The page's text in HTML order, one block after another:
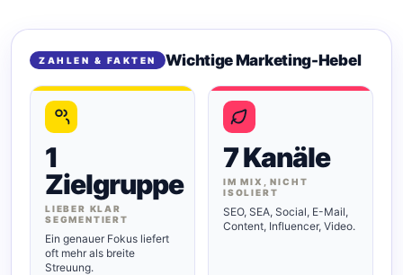
ZAHLEN & FAKTEN Wichtige Marketing-Hebel
1
Zielgruppe
LIEBER KLAR
SEGMENTIERT
Ein genauer Fokus liefert
oft mehr als breite
Streuung.
7 Kanäle
IM MIX, NICHT
ISOLIERT
SEO, SEA, Social, E-Mail,
Content, Influencer, Video.